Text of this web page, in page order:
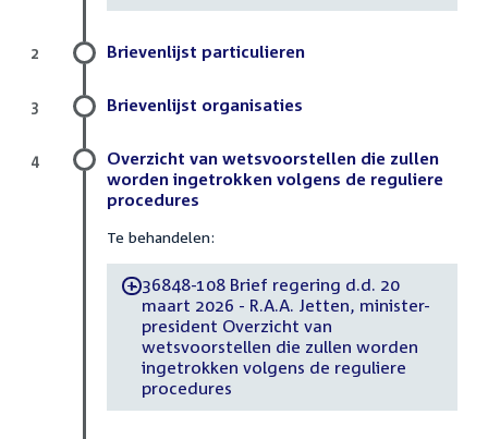
Brievenlijst particulieren
2
Brievenlijst organisaties
3
Overzicht van wetsvoorstellen die zullen
worden ingetrokken volgens de reguliere
procedures
Te behandelen:
-36848-108 Brief regering d.d. 20
maart 2026 - R.A.A. Jetten, minister-
president Overzicht van
wetsvoorstellen die zullen worden
ingetrokken volgens de reguliere
procedures
4